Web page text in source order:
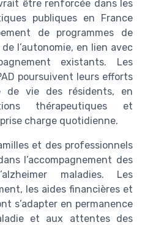
être renforcée dans les
publiques en France
de programmes de
l’autonomie, en lien avec
existants. Les
poursuivent leurs efforts
de vie des résidents, en
thérapeutiques et
charge quotidienne.
et des professionnels
l’accompagnement des
maladies. Les
les aides financières et
s’adapter en permanence
et aux attentes des